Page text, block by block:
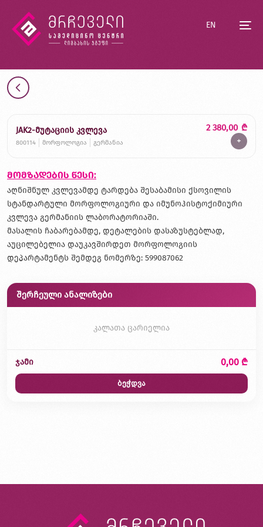
EN
JAK2-მუტაციის კვლევა
800114 მორფოლოგია გერმანია
2 380,00 ₾
+
მომზადების წესი:
აღნიშნულ კვლევამდე ტარდება შესაბამისი ქსოვილის
სტანდარტული მორფოლოგიური და იმუნოჰისტოქიმიური
კვლევა გერმანიის ლაბორატორიაში.
მასალის ჩაბარებამდე, დეტალების დასაზუსტებლად,
აუცილებელია დაუკავშირდეთ მორფოლოგიის
დეპარტამენტს შემდეგ ნომერზე: 599087062
შერჩეული ანალიზები
კალათა ცარიელია
ჯამი 0,00 ₾
ბეჭდვა